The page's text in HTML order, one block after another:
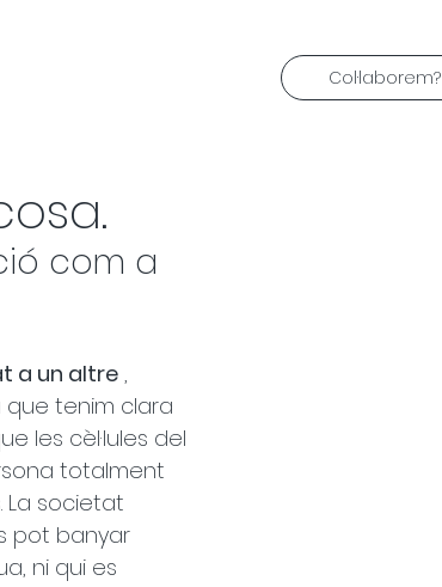
Col·laborem?
com a
a un altre ,
que tenim clara
les cèl·lules del
totalment
La societat
pot banyar
ni qui es